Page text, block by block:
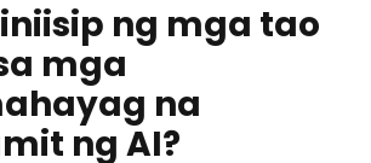
ng mga tao
mga
na
ng AI?